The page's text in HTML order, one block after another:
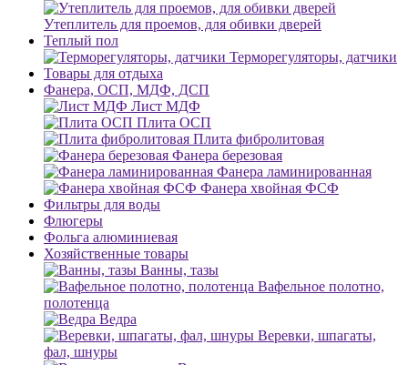
Утеплитель для проемов, для обивки дверей
Теплый пол
Терморегуляторы, датчики
Товары для отдыха
Фанера, ОСП, МДФ, ДСП
Лист МДФ
Плита ОСП
Плита фибролитовая
Фанера березовая
Фанера ламинированная
Фанера хвойная ФСФ
Фильтры для воды
Флюгеры
Фольга алюминиевая
Хозяйственные товары
Ванны, тазы
Вафельное полотно,
полотенца
Ведра
Веревки, шпагаты,
фал, шнуры